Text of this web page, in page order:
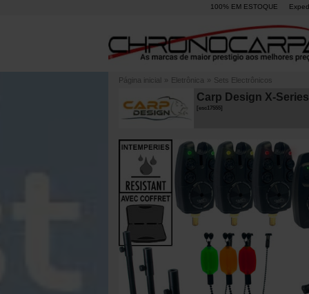
100% EM ESTOQUE
Página inicial » Eletrônica » Sets Electrônicos
Carp Design X-
esc17555]